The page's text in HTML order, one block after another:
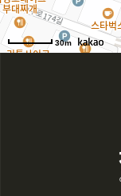
30m